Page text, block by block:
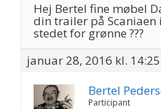
Hej Bertel fine møbel
din trailer på
stedet for grønne ???
januar 28, 2016 kl. 14:25
Bertel
Participant